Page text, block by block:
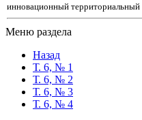
инновационный территориальный
Меню раздела
Назад
Т. 6, № 1
Т. 6, № 2
Т. 6, № 3
Т. 6, № 4